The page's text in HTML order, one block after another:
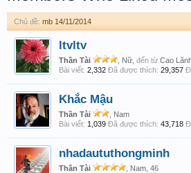
Chủ đề: mb 14/11/2014
ltvltv
Thần Tài , Nữ, đến từ Cao
Bài viết: 2,332 Đã được thích: 29,357
Khắc Mậu
Thần Tài
, Nam
Bài viết: 1,039 Đã được thích: 43,718
nhadaututhongminh
Thần Tài
, Nam, 46